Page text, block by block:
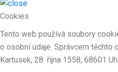
Cookies
Tento web používá soubory
o osobní údaje. Správcem těchto
Kartusek, 28. října 1558, 68601